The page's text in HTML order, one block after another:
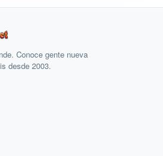
Conoce gente nueva
desde 2003.